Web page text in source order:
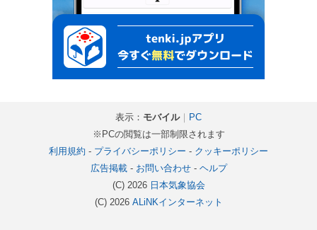
表示： モバイル｜ PC
※PCの閲覧は一部制限されます
利用規約 - プライバシーポリシー - クッキーポリシー
広告掲載- お問い合わせ- ヘルプ
(C) 2026 日本気象協会
(C) 2026 ALiNKインターネット